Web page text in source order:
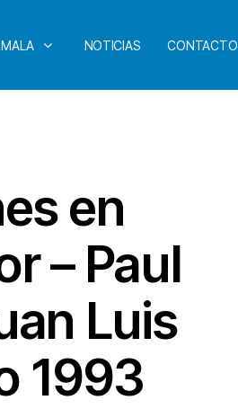
NOTICIAS CONTACTO
en
– Paul
Luis
1993